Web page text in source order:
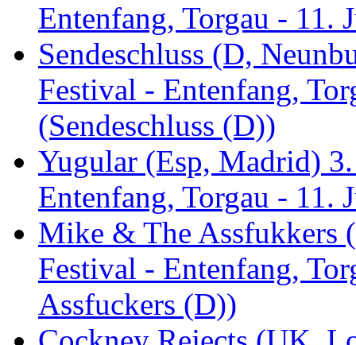
Entenfang, Torgau -
Sendeschluss (D,
Festival - Entenfang,
(Sendeschluss (D))
Yugular (Esp, Madrid)
Entenfang, Torgau - 11.
Mike & The Assfukkers
Festival - Entenfang,
Assfuckers (D))